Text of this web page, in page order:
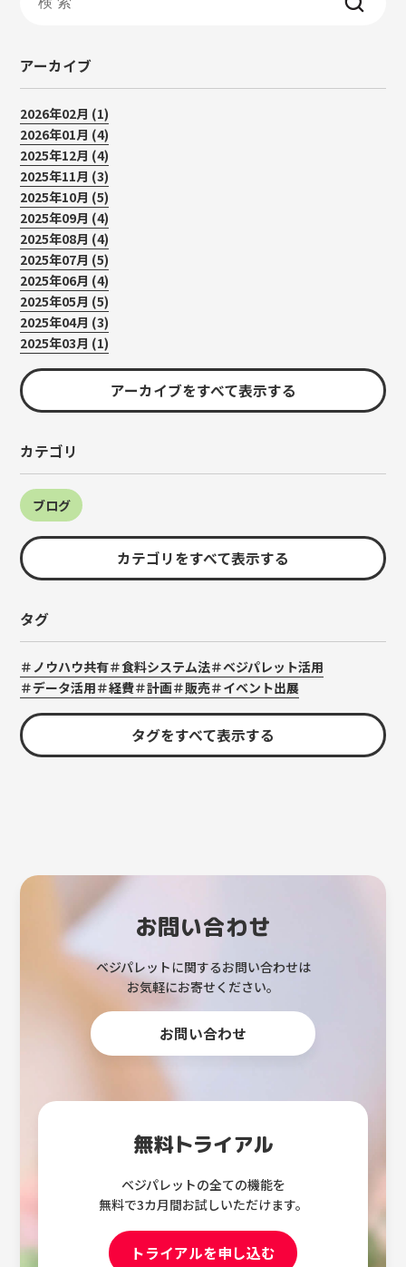
アーカイブ
2026年02月 (1)
2026年01月 (4)
2025年12月 (4)
2025年11月 (3)
2025年10月 (5)
2025年09月 (4)
2025年08月 (4)
2025年07月 (5)
2025年06月 (4)
2025年05月 (5)
2025年04月 (3)
2025年03月 (1)
アーカイブをすべて表示する
カテゴリ
ブログ
カテゴリをすべて表示する
タグ
ノウハウ共有 食料システム法
ベジパレット活用
データ活用
経費 計画 販売 イベント出展
タグをすべて表示する
お問い合わせ
ベジパレットに関するお問い合わせは
お気軽にお寄せください。
お問い合わせ
無料トライアル
ベジパレットの全ての機能を
無料で3カ月間お試しいただけます。
トライアルを申し込む